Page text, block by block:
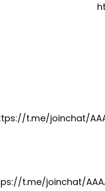
https://t.me/joinchat/
https://t.me/joinchat/